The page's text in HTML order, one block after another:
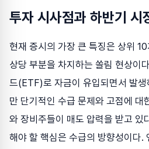
투자 시사점과 하반기 시
현재 증시의 가장 큰 특징은 상위
상당 부분을 차지하는 쏠림 현상이
드(ETF)로 자금이 유입되면서 발생
만 단기적인 수급 문제와 고점에 대
와 장비주들이 매도 압력을 받고 있
해야 할 핵심은 수급의 방향성이다.